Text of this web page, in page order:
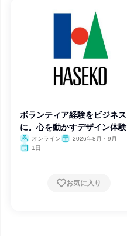
ボランティア経験をビジネス
に。心を動かすデザイン体験
オンライン
2026年8月・9月
1日
お気に入り